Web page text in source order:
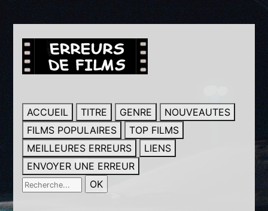
ACCUEIL TITRE GENRE
NOUVEAUTES
FILMS POPULAIRES
TOP FILMS
MEILLEURES ERREURS
LIENS
ENVOYER UNE ERREUR